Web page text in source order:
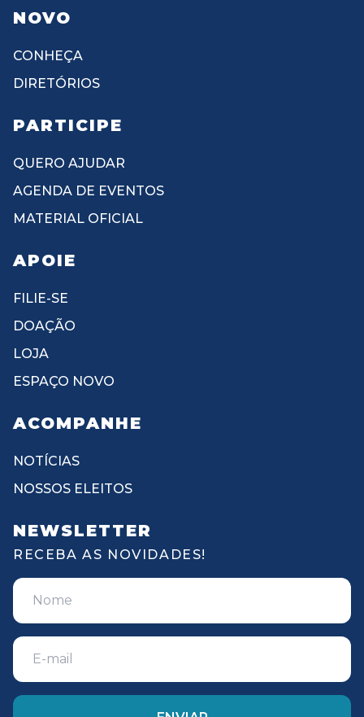
NOVO
CONHEÇA
DIRETÓRIOS
PARTICIPE
QUERO AJUDAR
AGENDA DE EVENTOS
MATERIAL OFICIAL
APOIE
FILIE-SE
DOAÇÃO
LOJA
ESPAÇO NOVO
ACOMPANHE
NOTÍCIAS
NOSSOS ELEITOS
NEWSLETTER
RECEBA AS NOVIDADES!